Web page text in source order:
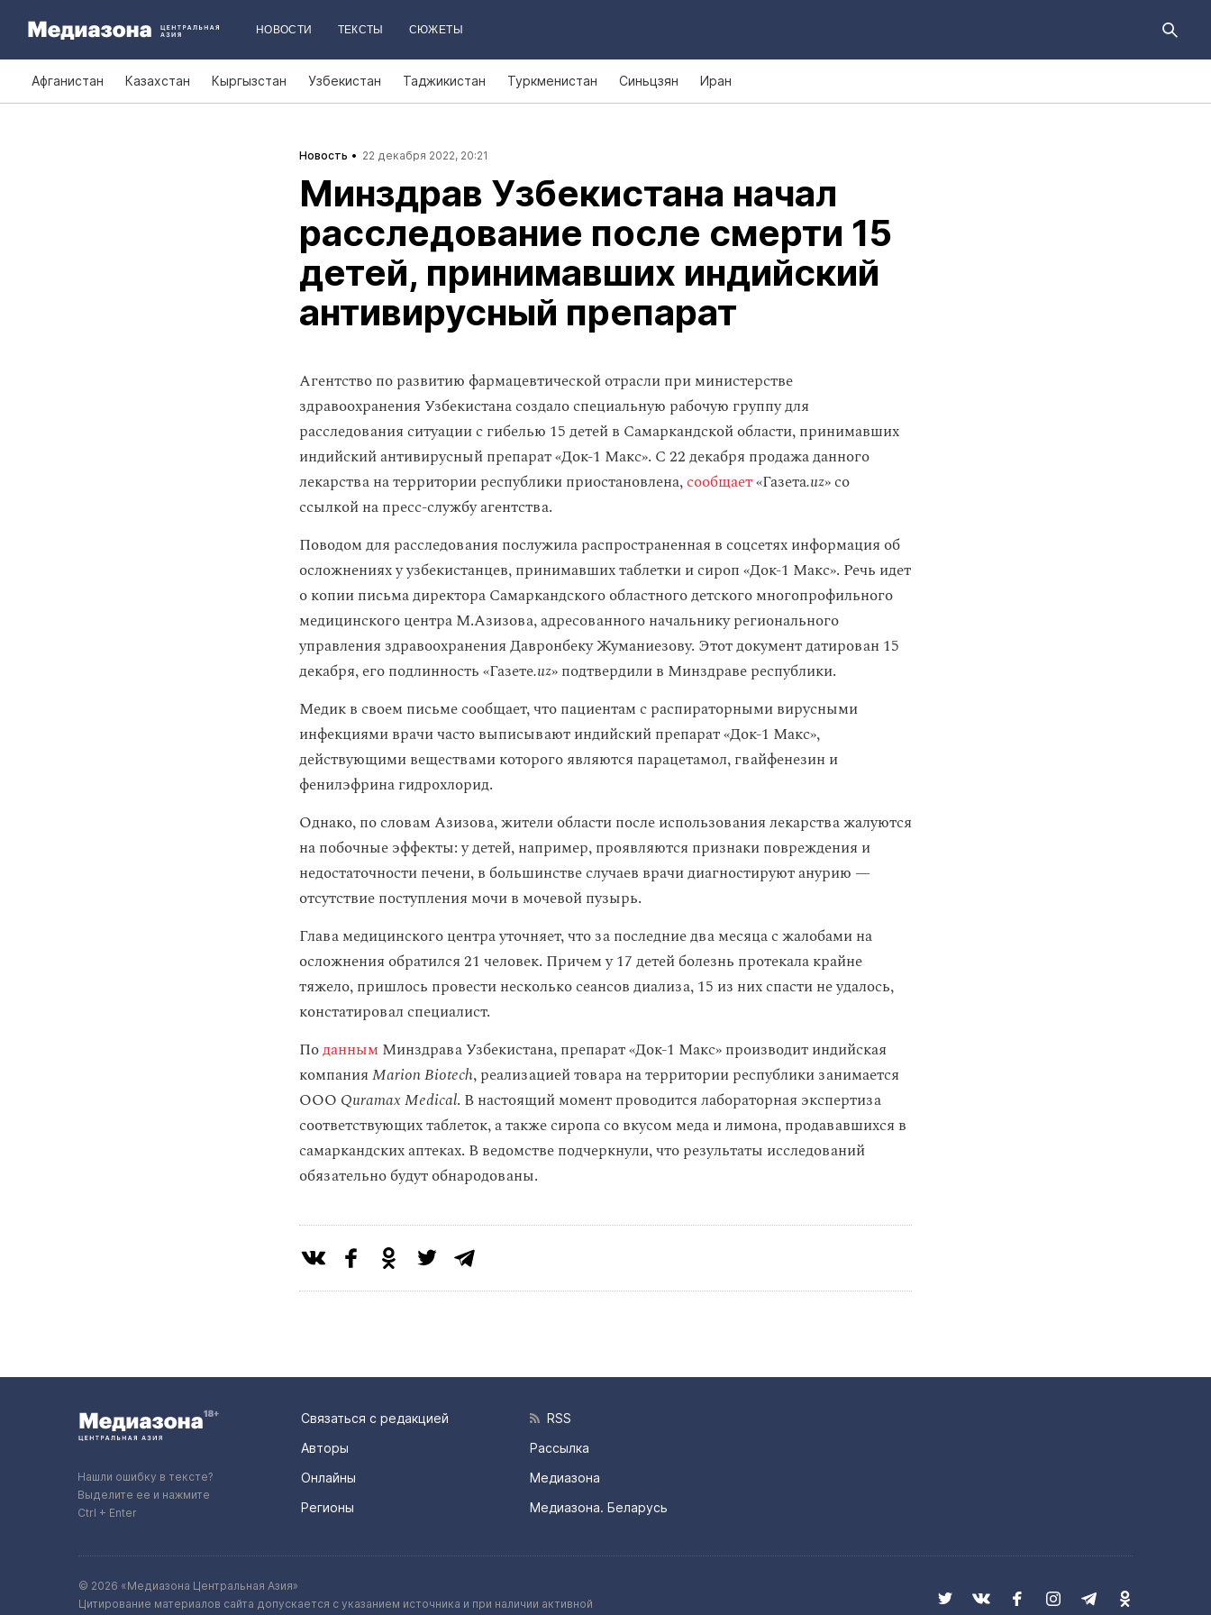
НОВОСТИ ТЕКСТЫ СЮЖЕТЫ
Афганистан Казахстан Кыргызстан Узбекистан Таджикистан Туркменистан Синьцзян Иран
Новость 22 декабря 2022, 20:21
Минздрав Узбекистана начал
расследование после смерти 15
детей, принимавших индийский
антивирусный препарат
Агентство по развитию фармацевтической отрасли при министерстве
здравоохранения Узбекистана создало специальную рабочую группу для
расследования ситуации с гибелью 15 детей в Самаркандской области, принимавших
индийский антивирусный препарат «Док-1 Макс». С 22 декабря продажа данного
лекарства на территории республики приостановлена,сообщает«Газета.uz» со
ссылкой на пресс-службу агентства.
Поводом для расследования послужила распространенная в соцсетях информация об
осложнениях у узбекистанцев, принимавших таблетки и сироп «Док-1 Макс». Речь идет
о копии письма директора Самаркандского областного детского многопрофильного
медицинского центра М.Азизова, адресованного начальнику регионального
управления здравоохранения Давронбеку Жуманиезову. Этот документ датирован 15
декабря, его подлинность «Газете.uz» подтвердили в Минздраве республики.
Медик в своем письме сообщает, что пациентам с распираторными вирусными
инфекциями врачи часто выписывают индийский препарат «Док-1 Макс»,
действующими веществами которого являются парацетамол, гвайфенезин и
фенилэфрина гидрохлорид.
Однако, по словам Азизова, жители области после использования лекарства жалуются
на побочные эффекты: у детей, например, проявляются признаки повреждения и
недостаточности печени, в большинстве случаев врачи диагностируют анурию —
отсутствие поступления мочи в мочевой пузырь.
Глава медицинского центра уточняет, что за последние два месяца с жалобами на
осложнения обратился 21 человек. Причем у 17 детей болезнь протекала крайне
тяжело, пришлось провести несколько сеансов диализа, 15 из них спасти не удалось,
констатировал специалист.
Поданным Минздрава Узбекистана, препарат «Док-1 Макс» производит индийская
компанияMarion Biotech, реализацией товара на территории республики занимается
ООО Quramax Medical. В настоящий момент проводится лабораторная экспертиза
соответствующих таблеток, а также сиропа со вкусом меда и лимона, продававшихся в
самаркандских аптеках. В ведомстве подчеркнули, что результаты исследований
обязательно будут обнародованы.
Нашли ошибку в тексте?
Выделите ее и нажмите
Ctrl + Enter
Связаться с редакцией
Авторы
Онлайны
Регионы
RSS
Рассылка
Медиазона
Медиазона. Беларусь
© 2026 «Медиазона Центральная Азия»
Цитирование материалов сайта допускается с указанием источника и при наличии активной